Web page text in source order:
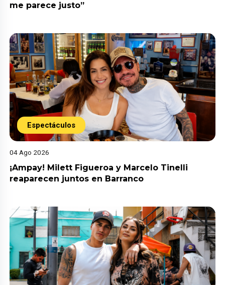
me parece justo”
Espectáculos
04 Ago 2026
¡Ampay! Milett Figueroa y Marcelo Tinelli
reaparecen juntos en Barranco